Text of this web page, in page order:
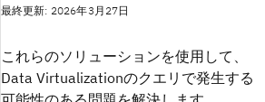
最終更新: 2026年3月27日
これらのソリューションを使用して、
Data Virtualizationのクエリで発生する